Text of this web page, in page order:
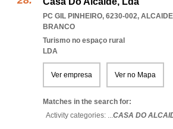
PC GIL PINHEIRO, 6230-002,
BRANCO
Turismo no espaço rural
LDA
Ver empresa Ver no Mapa
Matches in the search for:
Activity categories: ...CASA DO